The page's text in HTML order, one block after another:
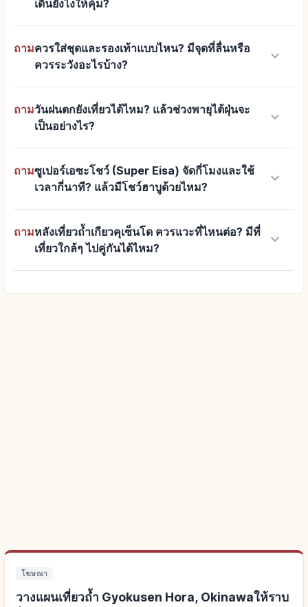
เดินยังไงให้คุ้ม?
ถามควรใส่ชุดและรองเท้าแบบไหน? มีจุดที่ลื่นหรือ
ควรระวังอะไรบ้าง?
keyboard_arrow_down
ถามวันฝนตกยังเที่ยวได้ไหม? แล้วช่วงพายุไต้ฝุ่นจะ
เป็นอย่างไร?
keyboard_arrow_down
ถามซูเปอร์เอซะโชว์ (Super Eisa) จัดกี่โมงและใช้
เวลากี่นาที? แล้วมีโชว์ฮาบูด้วยไหม?
keyboard_arrow_down
ถามหลังเที่ยวถ้ำเกียวคุเซ็นโด ควรแวะที่ไหนต่อ? มีที่
เที่ยวใกล้ๆ ไปคู่กันได้ไหม?
keyboard_arrow_down
โฆษณา
วางแผนเที่ยวถ้ำ Gyokusen Hora, Okinawaให้ราบ